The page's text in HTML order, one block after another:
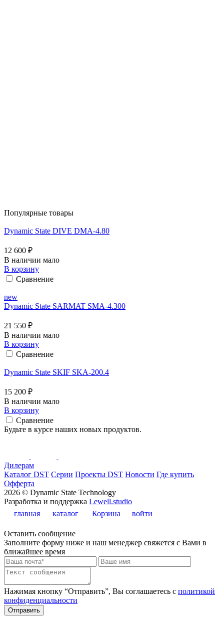
Популярные товары
Dynamic State DIVE DMA-4.80
12 600 ₽
В наличии мало
В корзину
Сравнение
new
Dynamic State SARMAT SMA-4.300
21 550 ₽
В наличии мало
В корзину
Сравнение
Dynamic State SKIF SKA-200.4
15 200 ₽
В наличии мало
В корзину
Сравнение
Будьте в курсе наших новых продуктов.
Дилерам
Каталог DST Серии Проекты DST Новости Где купить
Офферта
2026 © Dynamic State Technology
Разработка и поддержка Lewell.studio
главная
каталог Корзина войти
Оставить сообщение
Заполните форму ниже и наш менеджер свяжется с Вами в
ближайшее время
Нажимая кнопку “Отправить”, Вы соглашаетесь с политикой
конфиденциальности
Отправить